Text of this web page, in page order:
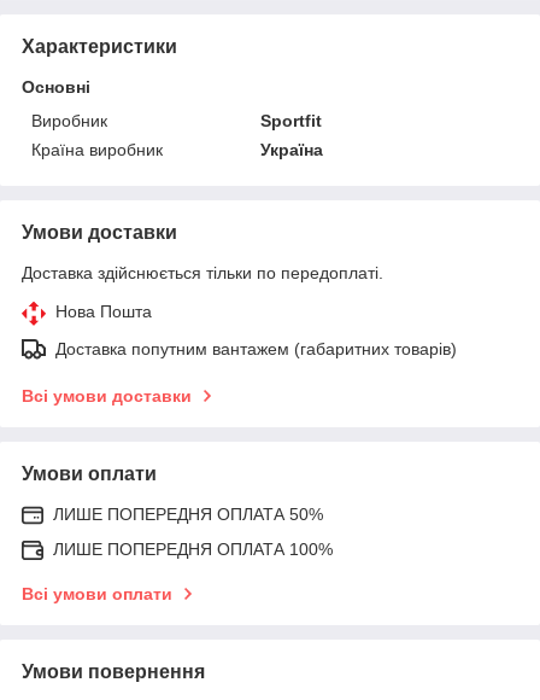
Характеристики
Основні
Виробник
Sportfit
Країна виробник
Україна
Умови доставки
Доставка здійснюється тільки по передоплаті.
Нова Пошта
Доставка попутним вантажем (габаритних товарів)
Всі умови доставки
Умови оплати
ЛИШЕ ПОПЕРЕДНЯ ОПЛАТА 50%
ЛИШЕ ПОПЕРЕДНЯ ОПЛАТА 100%
Всі умови оплати
Умови повернення